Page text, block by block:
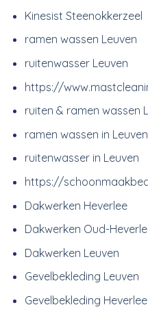
Kinesist Steenokkerzeel
ramen wassen Leuven
ruitenwasser Leuven
https://
ruiten & ramen wassen
ramen wassen in Leuven
ruitenwasser in Leuven
https://
Dakwerken Heverlee
Dakwerken Oud-
Dakwerken Leuven
Gevelbekleding Leuven
Gevelbekleding Heverlee